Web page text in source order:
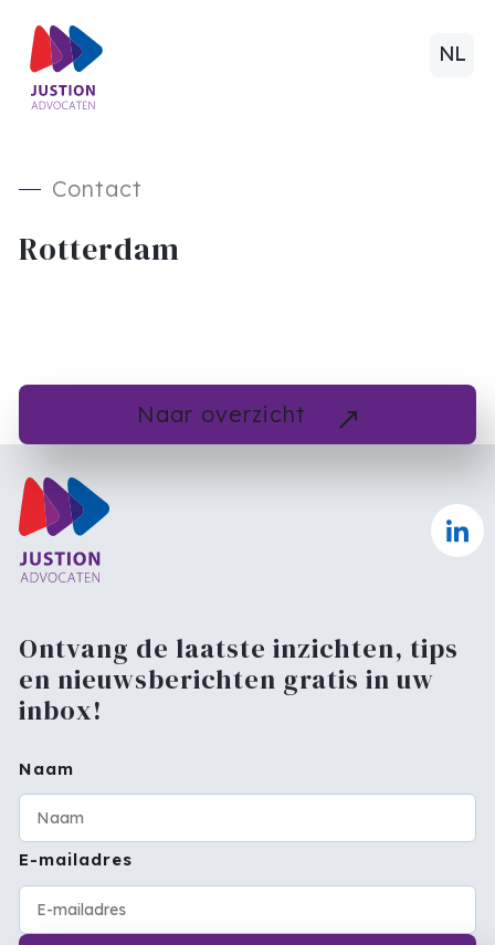
NL
Contact
Rotterdam
Naar overzicht
Ontvang de laatste inzichten, tips
en nieuwsberichten gratis in uw
inbox!
Naam
E-mailadres